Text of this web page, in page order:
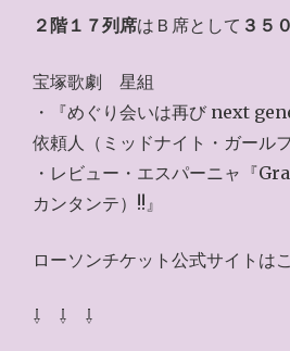
２階１７列席はＢ席として ３５
宝塚歌劇 星組
・『めぐり会いは再び next
依頼人（ミッドナイト・ガール
・レビュー・エスパーニャ『
カンタンテ）!!』
ローソンチケット公式サイトはこ
⇩ ⇩ ⇩